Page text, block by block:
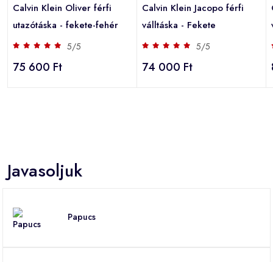
Calvin Klein Oliver férfi
utazótáska - fekete-fehér
5/5
75 600 Ft
Calvin Klein Jacopo férfi
válltáska - Fekete
5/5
74 000 Ft
Javasoljuk
Papucs